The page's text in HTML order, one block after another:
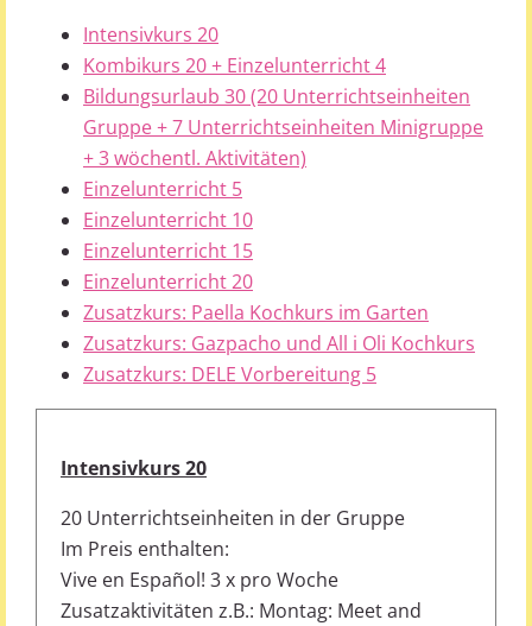
Intensivkurs 20
Kombikurs 20 + Einzelunterricht 4
Bildungsurlaub 30 (20 Unterrichtseinheiten
Gruppe + 7 Unterrichtseinheiten Minigruppe
+ 3 wöchentl. Aktivitäten)
Einzelunterricht 5
Einzelunterricht 10
Einzelunterricht 15
Einzelunterricht 20
Zusatzkurs: Paella Kochkurs im Garten
Zusatzkurs: Gazpacho und All i Oli Kochkurs
Zusatzkurs: DELE Vorbereitung 5
Intensivkurs 20
20 Unterrichtseinheiten in der Gruppe
Im Preis enthalten:
Vive en Español! 3 x pro Woche
Zusatzaktivitäten z.B.: Montag: Meet and